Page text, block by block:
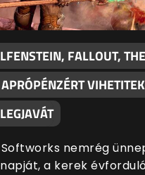
FALLOUT,
nemrég
a kerek